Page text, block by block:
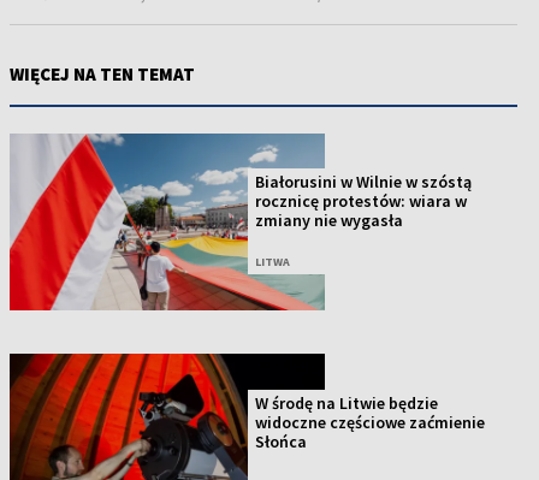
WIĘCEJ NA TEN TEMAT
Białorusini w Wilnie w szóstą
rocznicę protestów: wiara w
zmiany nie wygasła
LITWA
W środę na Litwie będzie
widoczne częściowe zaćmienie
Słońca